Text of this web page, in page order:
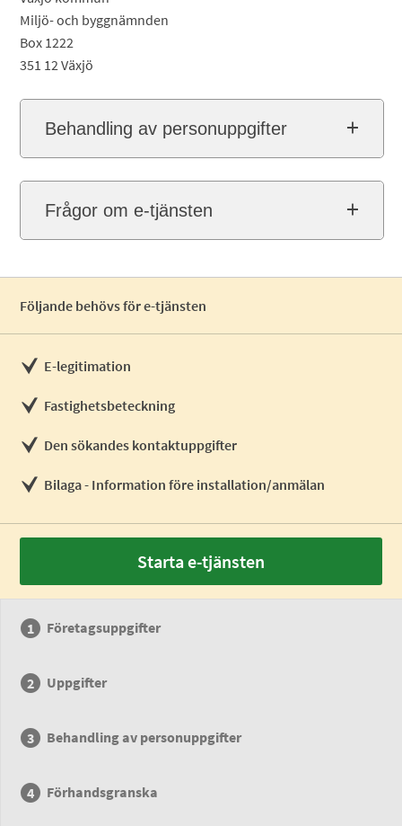
Miljö- och byggnämnden
Box 1222
351 12 Växjö
Behandling av personuppgifter
Frågor om e-tjänsten
Följande behövs för e-tjänsten
E-legitimation
Fastighetsbeteckning
Den sökandes kontaktuppgifter
Bilaga - Information före installation/anmälan
Starta e-tjänsten
Företagsuppgifter
Uppgifter
Behandling av personuppgifter
Förhandsgranska